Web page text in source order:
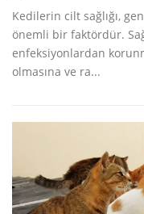
Kedilerin cilt sağlığı,
önemli bir faktördür.
enfeksiyonlardan
olmasına ve ra...